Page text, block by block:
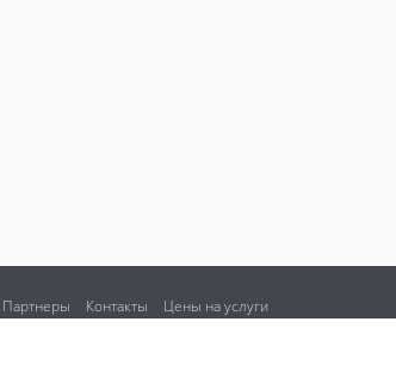
Партнеры Контакты Цены на услуги